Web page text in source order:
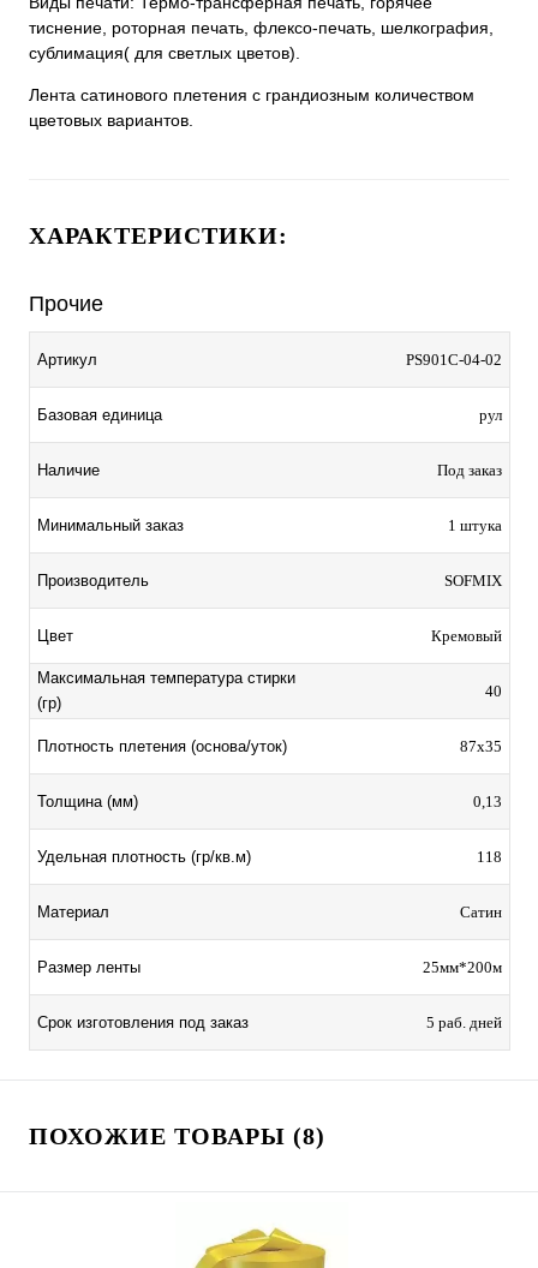
тиснение, роторная печать, флексо-печать, шелкография,
сублимация( для светлых цветов).
Лента сатинового плетения с грандиозным количеством
цветовых вариантов.
ХАРАКТЕРИСТИКИ:
Прочие
Артикул PS901C-04-02
Базовая единица рул
Наличие Под заказ
Минимальный заказ 1 штука
Производитель SOFMIX
Цвет Кремовый
Максимальная температура стирки
(гр)
40
Плотность плетения (основа/уток) 87х35
Толщина (мм) 0,13
Удельная плотность (гр/кв.м) 118
Материал Сатин
Размер ленты 25мм*200м
Срок изготовления под заказ 5 раб. дней
ПОХОЖИЕ ТОВАРЫ (8)